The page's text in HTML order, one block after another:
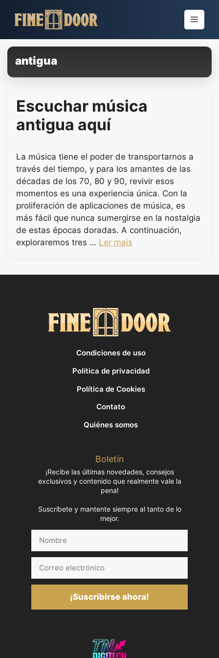
para
conteúdo
Menu
antigua
Escuchar música
antigua aquí
La música tiene el poder de transportarnos a
través del tiempo, y para los amantes de las
décadas de los 70, 80 y 90, revivir esos
momentos es una experiencia única. Con la
proliferación de aplicaciones de música, es
más fácil que nunca sumergirse en la nostalgia
de estas épocas doradas. A continuación,
exploraremos tres … Ler mais
Condiciones de uso
Política de privacidad
Política de Cookies
Contato
Quiénes somos
Boletín
¡Recibe las últimas novedades, consejos
exclusivos y contenido que realmente vale la
pena!
Suscríbete y mantente siempre al tanto de lo
mejor.
electrónico
¡Suscribirse ahora!